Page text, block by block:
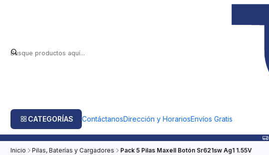
CATEGORÍAS ContáctanosDirección y HorariosEnvíos Gratis
Inicio Pilas, Baterías y Cargadores Pack 5 Pilas Maxell Botón Sr621sw Ag1 1.55V